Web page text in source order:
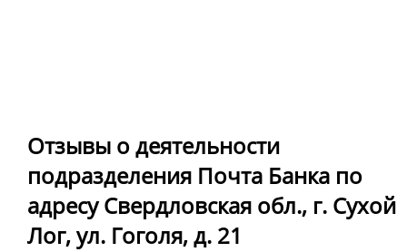
Отзывы о деятельности
подразделения Почта Банка по
адресу Свердловская обл., г. Сухой
Лог, ул. Гоголя, д. 21